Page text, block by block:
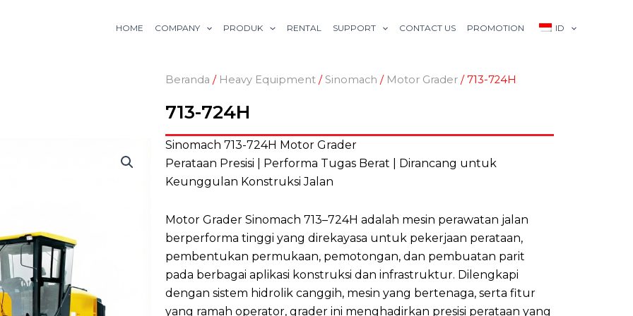
HOME COMPANY PRODUK RENTAL SUPPORT CONTACT US PROMOTION ID
Beranda / Heavy Equipment / Sinomach / Motor Grader / 713-724H
713-724H
Sinomach 713-724H Motor Grader
Perataan Presisi | Performa Tugas Berat | Dirancang untuk
Keunggulan Konstruksi Jalan
Motor Grader Sinomach 713–724H adalah mesin perawatan jalan
berperforma tinggi yang direkayasa untuk pekerjaan perataan,
pembentukan permukaan, pemotongan, dan pembuatan parit
pada berbagai aplikasi konstruksi dan infrastruktur. Dilengkapi
dengan sistem hidrolik canggih, mesin yang bertenaga, serta fitur
yang ramah operator, grader ini menghadirkan presisi perataan yang